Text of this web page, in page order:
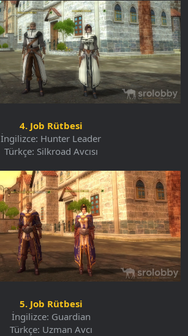
4. Job Rütbesi
İngilizce: Hunter Leader
Türkçe: Silkroad Avcısı
5. Job Rütbesi
İngilizce: Guardian
Türkçe: Uzman Avcı